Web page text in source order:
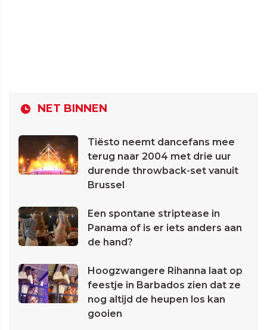
NET BINNEN
Tiësto neemt dancefans mee
terug naar 2004 met drie uur
durende throwback-set vanuit
Brussel
Een spontane striptease in
Panama of is er iets anders aan
de hand?
Hoogzwangere Rihanna laat op
feestje in Barbados zien dat ze
nog altijd de heupen los kan
gooien